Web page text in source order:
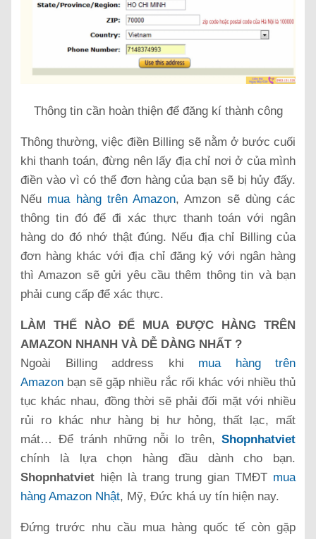
Thông tin cần hoàn thiện để đăng kí thành công
Thông thường, việc điền Billing sẽ nằm ở bước cuối
khi thanh toán, đừng nên lấy địa chỉ nơi ở của mình
điền vào vì có thể đơn hàng của bạn sẽ bị hủy đấy.
Nếu mua hàng trên Amazon, Amzon sẽ dùng các
thông tin đó để đi xác thực thanh toán với ngân
hàng do đó nhớ thật đúng. Nếu địa chỉ Billing của
đơn hàng khác với địa chỉ đăng ký với ngân hàng
thì Amazon sẽ gửi yêu cầu thêm thông tin và bạn
phải cung cấp để xác thực.
LÀM THẾ NÀO ĐỂ MUA ĐƯỢC HÀNG TRÊN
AMAZON NHANH VÀ DỄ DÀNG NHẤT ?
Ngoài Billing address khi mua hàng trên
Amazon bạn sẽ gặp nhiều rắc rối khác với nhiều thủ
tục khác nhau, đồng thời sẽ phải đối mặt với nhiều
rủi ro khác như hàng bị hư hỏng, thất lạc, mất
mát… Để tránh những nỗi lo trên, Shopnhatviet
chính là lựa chọn hàng đầu dành cho bạn.
Shopnhatviet hiện là trang trung gian TMĐT mua
hàng Amazon Nhật, Mỹ, Đức khá uy tín hiện nay.
Đứng trước nhu cầu mua hàng quốc tế còn gặp